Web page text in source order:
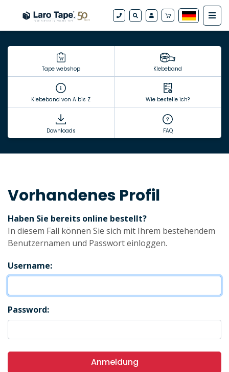
Tape webshop Klebeband
Klebeband von A bis Z Wie bestelle ich?
Downloads FAQ
Vorhandenes Profil
Haben Sie bereits online bestellt?
In diesem Fall können Sie sich mit Ihrem bestehendem
Benutzernamen und Passwort einloggen.
Username:
Password:
Anmeldung